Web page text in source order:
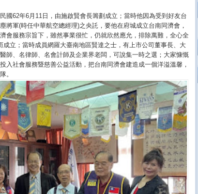
國62年6月11日，由施啟賢會長籌劃成立；當時他因為受到好友台
將軍(時任中華航空總經理)之央託，要他在府城成立台南同濟會，
會服務宗旨下，雖然事業很忙，仍就欣然應允，排除萬難，全心全
成立；當時成員網羅大臺南地區賢達之士，有上市公司董事長、大
師、名律師、名會計師及企業界老闆，可說集一時之選；大家慷慨
入社會服務暨慈善公益活動，把台南同濟會建造成一個洋溢溫馨，
。